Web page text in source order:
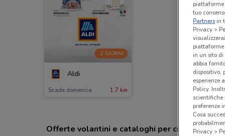
-2 GIORNI
Aldi
Scade domenica 1.7 km
Offerte volantini e cataloghi per città nelle
piattaforme
tuo
Partnersin
Privacy >
piattaforme
in un sito
abbia
dispositivo,
esperienze
Policy.
scientifiche
preferenze
Cosa
Privacy >